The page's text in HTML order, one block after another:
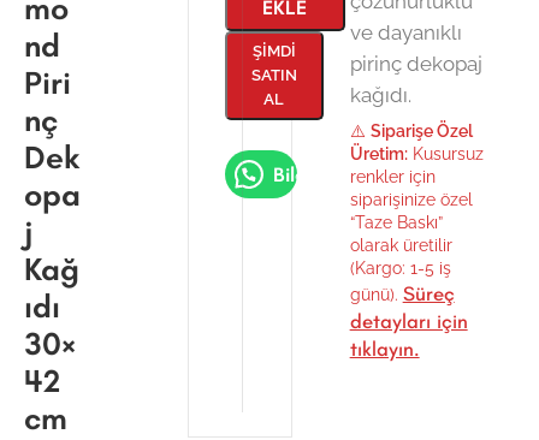
mo
nd
Piri
nç
Dek
opa
j
Kağ
ıdı
30×
42
cm
EKLE
ŞIMDI
SATIN
AL
Bilgi Al
ve dayanıklı
pirinç dekopaj
kağıdı.
⚠️ Siparişe Özel
Üretim:Kusursuz
renkler için
siparişinize özel
“Taze Baskı”
olarak üretilir
(Kargo: 1-5 iş
günü). Süreç
detayları için
tıklayın.